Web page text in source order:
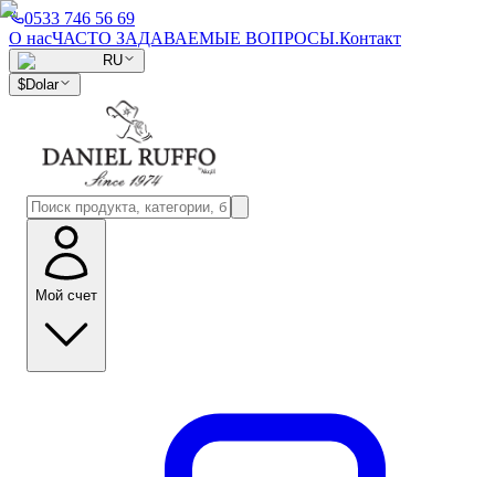
0533 746 56 69
О насЧАСТО ЗАДАВАЕМЫЕ ВОПРОСЫ.Контакт
RU
$Dolar
Мой счет